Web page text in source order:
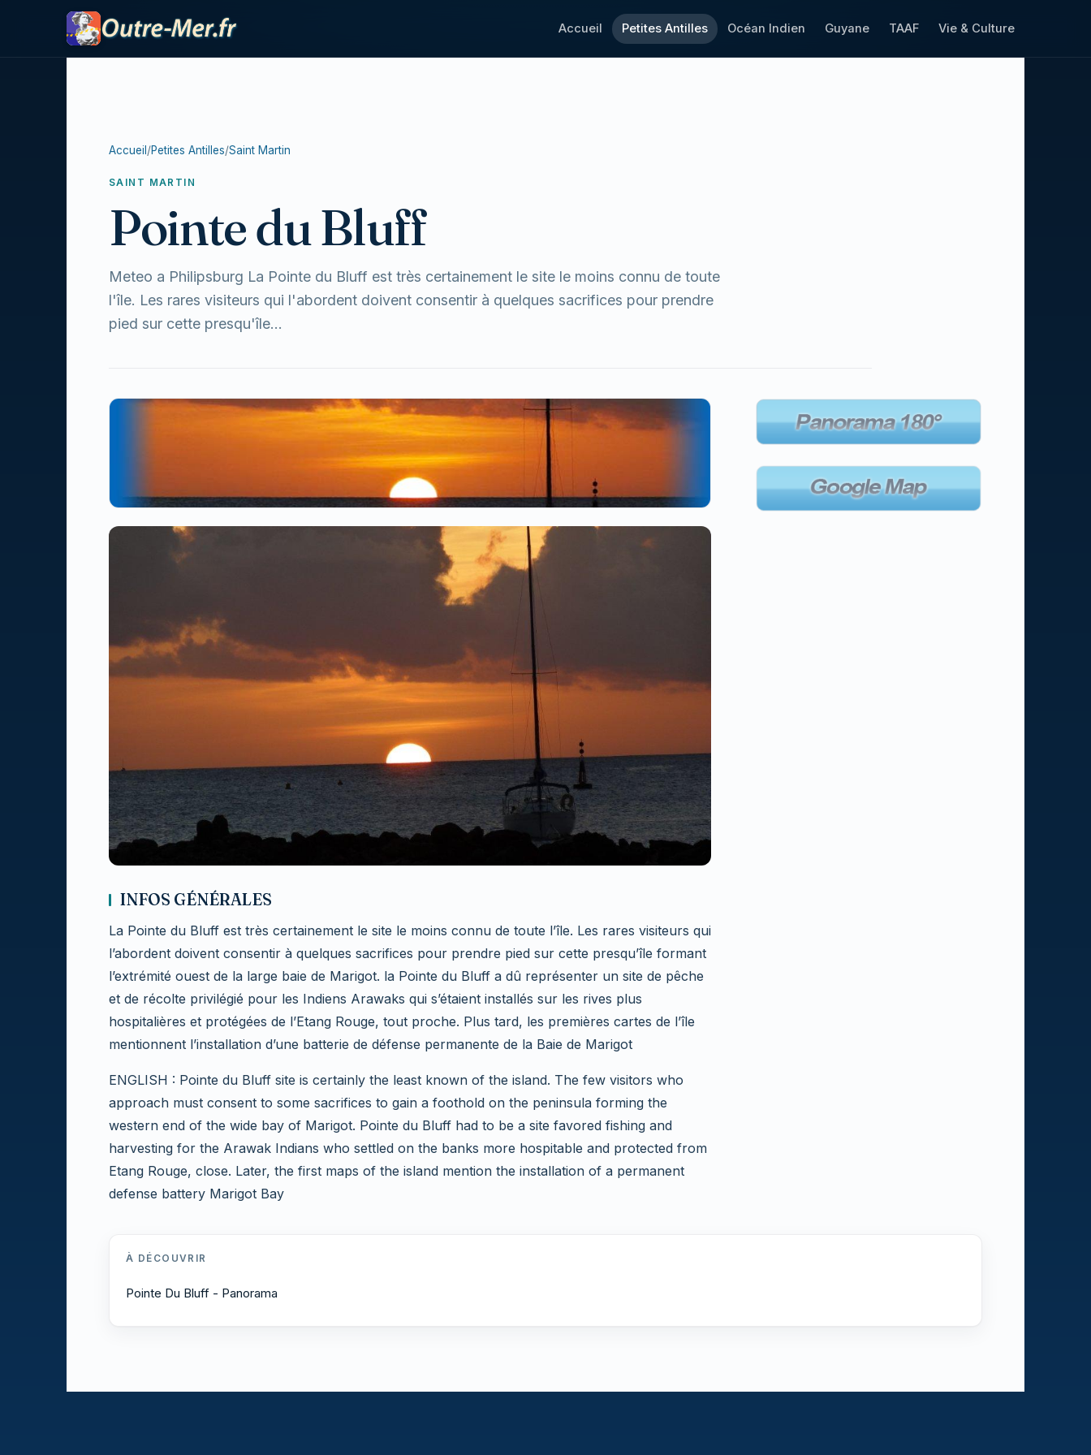
Accueil Petites Antilles Océan Indien Guyane TAAF Vie & Culture
Accueil /Petites Antilles/Saint Martin
SAINT MARTIN
Pointe du Bluff
Meteo a Philipsburg La Pointe du Bluff est très certainement le site le moins connu de toute
l'île. Les rares visiteurs qui l'abordent doivent consentir à quelques sacrifices pour prendre
pied sur cette presqu'île...
INFOS GÉNÉRALES
La Pointe du Bluff est très certainement le site le moins connu de toute l’île. Les rares visiteurs qui
l’abordent doivent consentir à quelques sacrifices pour prendre pied sur cette presqu’île formant
l’extrémité ouest de la large baie de Marigot. la Pointe du Bluff a dû représenter un site de pêche
et de récolte privilégié pour les Indiens Arawaks qui s’étaient installés sur les rives plus
hospitalières et protégées de l’Etang Rouge, tout proche. Plus tard, les premières cartes de l’île
mentionnent l’installation d’une batterie de défense permanente de la Baie de Marigot
ENGLISH : Pointe du Bluff site is certainly the least known of the island. The few visitors who
approach must consent to some sacrifices to gain a foothold on the peninsula forming the
western end of the wide bay of Marigot. Pointe du Bluff had to be a site favored fishing and
harvesting for the Arawak Indians who settled on the banks more hospitable and protected from
Etang Rouge, close. Later, the first maps of the island mention the installation of a permanent
defense battery Marigot Bay
À DÉCOUVRIR
Pointe Du Bluff - Panorama